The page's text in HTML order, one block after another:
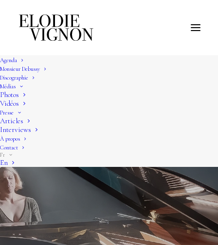
Agenda
Monsieur Debussy
Discographie
Médias
Photos
Vidéos
Presse
Articles
Interviews
À propos
Contact
Fr
En